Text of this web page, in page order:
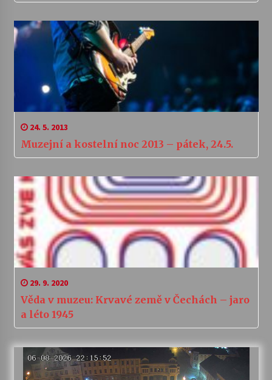
24. 5. 2013
Muzejní a kostelní noc 2013 – pátek, 24.5.
29. 9. 2020
Věda v muzeu: Krvavé země v Čechách – jaro
a léto 1945